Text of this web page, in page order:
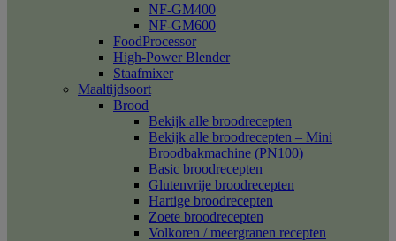
NF-GM400
NF-GM600
FoodProcessor
High-Power Blender
Staafmixer
Maaltijdsoort
Brood
Bekijk alle broodrecepten
Bekijk alle broodrecepten – Mini
Broodbakmachine (PN100)
Basic broodrecepten
Glutenvrije broodrecepten
Hartige broodrecepten
Zoete broodrecepten
Volkoren / meergranen recepten